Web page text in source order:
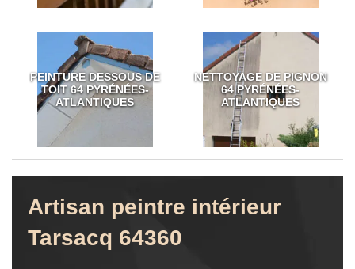
PEINTURE DESSOUS DE
TOIT 64 PYRÉNÉES-
ATLANTIQUES
NETTOYAGE DE PIGNON
64 PYRÉNÉES-
ATLANTIQUES
Artisan peintre intérieur
Tarsacq 64360